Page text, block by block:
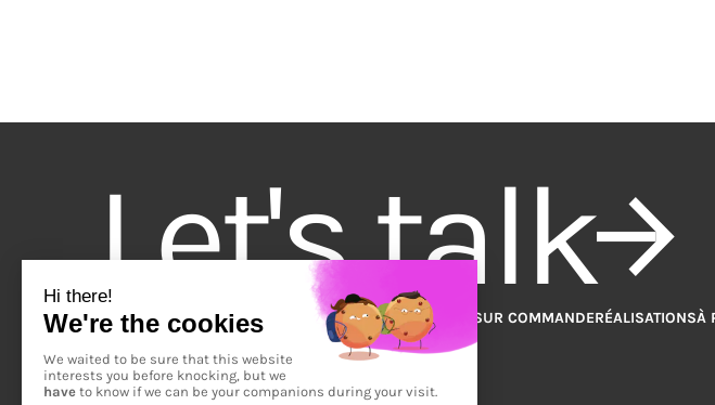
Let's talk
ART SUR ÉCRANEXPÉRIENCES ARTISTIQUESŒUVRES SUR COMMANDERÉALISATIONSÀ
Inscrivez-vous à notre